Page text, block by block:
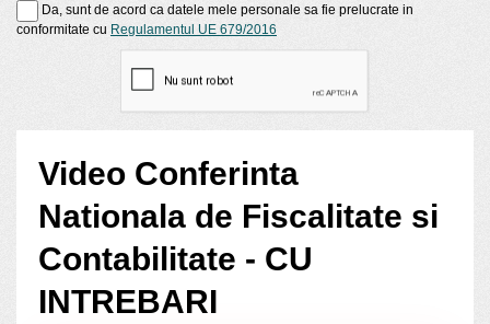
Da, sunt de acord ca datele mele personale sa fie prelucrate in
conformitate cu Regulamentul UE 679/2016
Video Conferinta
Nationala de Fiscalitate si
Contabilitate - CU
INTREBARI